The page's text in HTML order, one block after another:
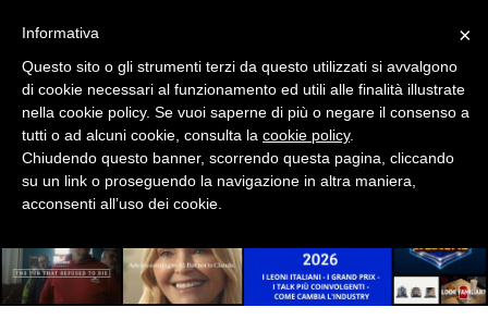
MOBILE
PROMOZIONI
PRODOTTI
CSR
×
Informativa
Questo sito o gli strumenti terzi da questo utilizzati si avvalgono
di cookie necessari al funzionamento ed utili alle finalità illustrate
nella cookie policy. Se vuoi saperne di più o negare il consenso a
tutti o ad alcuni cookie, consulta la cookie policy.
Chiudendo questo banner, scorrendo questa pagina, cliccando
su un link o proseguendo la navigazione in altra maniera,
acconsenti all’uso dei cookie.